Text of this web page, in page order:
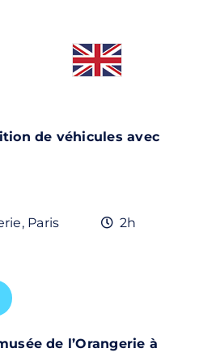
de véhicules avec
Paris 2h
de l’Orangerie à